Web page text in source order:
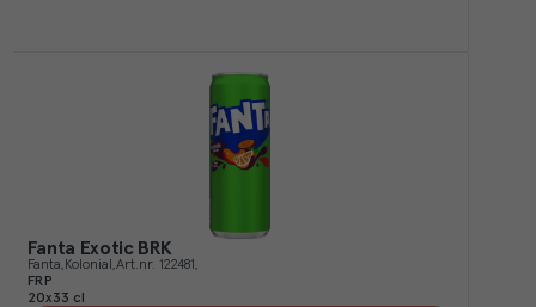
Fanta Exotic BRK
Fanta Kolonial Art.nr. 122481
FRP
20x33 cl